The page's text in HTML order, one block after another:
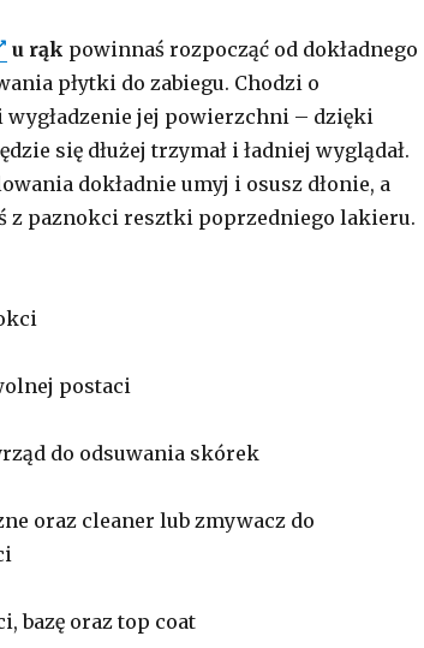
u rąk powinnaś rozpocząć od dokładnego
płytki do zabiegu. Chodzi o
wygładzenie jej powierzchni – dzięki
się dłużej trzymał i ładniej wyglądał.
dokładnie umyj i osusz dłonie, a
z paznokci resztki poprzedniego lakieru.
postaci
do odsuwania skórek
oraz cleaner lub zmywacz do
bazę oraz top coat